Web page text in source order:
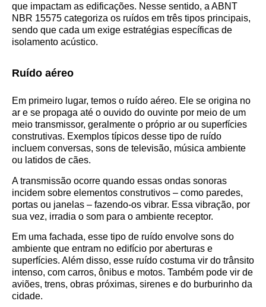
que impactam as edificações. Nesse sentido, a ABNT
NBR 15575 categoriza os ruídos em três tipos principais,
sendo que cada um exige estratégias específicas de
isolamento acústico.
Ruído aéreo
Em primeiro lugar, temos o ruído aéreo. Ele se origina no
ar e se propaga até o ouvido do ouvinte por meio de um
meio transmissor, geralmente o próprio ar ou superfícies
construtivas. Exemplos típicos desse tipo de ruído
incluem conversas, sons de televisão, música ambiente
ou latidos de cães.
A transmissão ocorre quando essas ondas sonoras
incidem sobre elementos construtivos – como paredes,
portas ou janelas – fazendo-os vibrar. Essa vibração, por
sua vez, irradia o som para o ambiente receptor.
Em uma fachada, esse tipo de ruído envolve sons do
ambiente que entram no edifício por aberturas e
superfícies. Além disso, esse ruído costuma vir do trânsito
intenso, com carros, ônibus e motos. Também pode vir de
aviões, trens, obras próximas, sirenes e do burburinho da
cidade.